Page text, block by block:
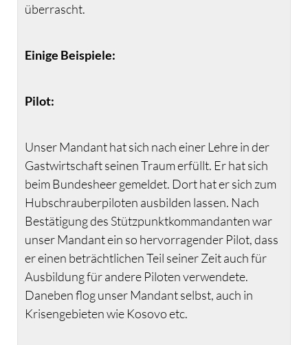
überrascht.
Einige Beispiele:
Pilot:
Unser Mandant hat sich nach einer Lehre in der
Gastwirtschaft seinen Traum erfüllt. Er hat sich
beim Bundesheer gemeldet. Dort hat er sich zum
Hubschrauberpiloten ausbilden lassen. Nach
Bestätigung des Stützpunktkommandanten war
unser Mandant ein so hervorragender Pilot, dass
er einen beträchtlichen Teil seiner Zeit auch für
Ausbildung für andere Piloten verwendete.
Daneben flog unser Mandant selbst, auch in
Krisengebieten wie Kosovo etc.